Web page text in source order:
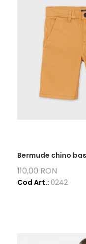
Bermude chino
110,00 RON
Cod Art.: 0242